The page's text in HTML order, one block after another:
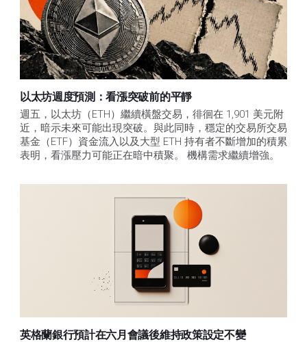
以太坊週度預測：看漲突破前的平靜
週五，以太坊（ETH）繼續橫盤交易，徘徊在 1,901 美元附
近，暗示未來可能出現突破。與此同時，穩定的交易所交易
基金（ETF）資金流入以及大型 ETH 持有者不斷增加的積累
表明，看漲壓力可能正在暗中積聚。 機構需求繼續增強。
英格蘭銀行預計在六月會議後維持政策設定不變